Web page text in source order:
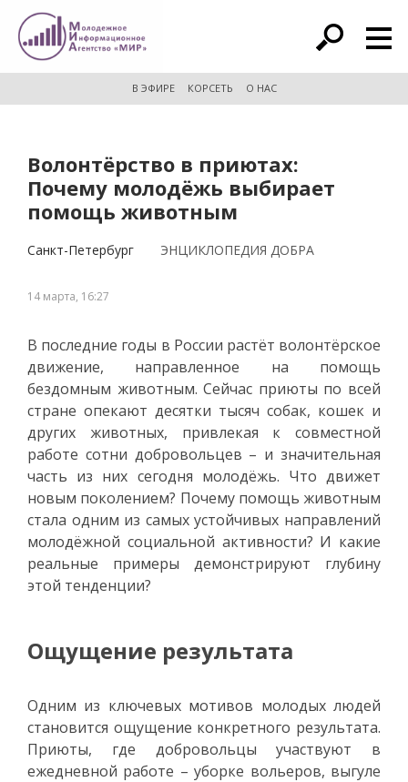
расширенный поиск
В ЭФИРЕ КОРСЕТЬ О НАС
Волонтёрство в приютах:
Почему молодёжь выбирает
помощь животным
Санкт-Петербург ЭНЦИКЛОПЕДИЯ ДОБРА
14 марта, 16:27
В последние годы в России растёт волонтёрское
движение, направленное на помощь
бездомным животным. Сейчас приюты по всей
стране опекают десятки тысяч собак, кошек и
других животных, привлекая к совместной
работе сотни добровольцев – и значительная
часть из них сегодня молодёжь. Что движет
новым поколением? Почему помощь животным
стала одним из самых устойчивых направлений
молодёжной социальной активности? И какие
реальные примеры демонстрируют глубину
этой тенденции?
Ощущение результата
Одним из ключевых мотивов молодых людей
становится ощущение конкретного результата.
Приюты, где добровольцы участвуют в
ежедневной работе – уборке вольеров, выгуле